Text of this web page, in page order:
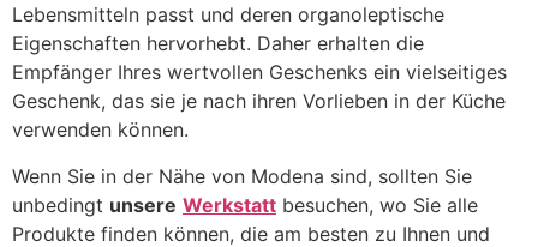
Lebensmitteln passt und deren organoleptische
Eigenschaften hervorhebt. Daher erhalten die
Empfänger Ihres wertvollen Geschenks ein vielseitiges
Geschenk, das sie je nach ihren Vorlieben in der Küche
verwenden können.
Wenn Sie in der Nähe von Modena sind, sollten Sie
unbedingt unsere Werkstatt besuchen, wo Sie alle
Produkte finden können, die am besten zu Ihnen und